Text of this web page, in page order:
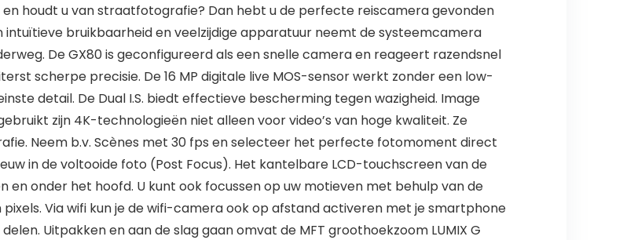
en houdt u van straatfotografie? Dan hebt u de perfecte reiscamera gevonden
intuïtieve bruikbaarheid en veelzijdige apparatuur neemt de systeemcamera
De GX80 is geconfigureerd als een snelle camera en reageert razendsnel
scherpe precisie. De 16 MP digitale live MOS-sensor werkt zonder een low-
detail. De Dual I.S. biedt effectieve bescherming tegen wazigheid. Image
zijn 4K-technologieën niet alleen voor video’s van hoge kwaliteit. Ze
Neem b.v. Scènes met 30 fps en selecteer het perfecte fotomoment direct
in de voltooide foto (Post Focus). Het kantelbare LCD-touchscreen van de
onder het hoofd. U kunt ook focussen op uw motieven met behulp van de
pixels. Via wifi kun je de wifi-camera ook op afstand activeren met je smartphone
Uitpakken en aan de slag gaan omvat de MFT groothoekzoom LUMIX G